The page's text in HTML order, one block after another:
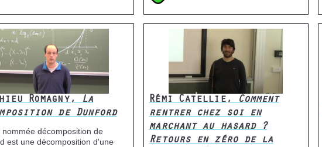
Romagny,La
de Dunford
nommée décomposition de
est une décomposition d'une
Rémi Catellie,Comment
rentrer chez soi en
marchant au hasard ?
Retours en zéro de la